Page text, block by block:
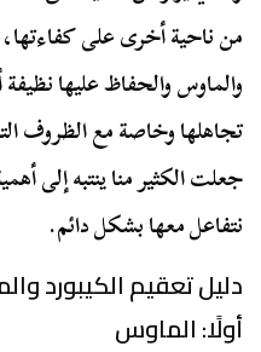
من ناحية أخرى على كفاءتها،
والماوس والحفاظ عليها
تجاهلها وخاصة مع الظروف
جعلت الكثير منا ينتبه إلى
نتفاعل معها بشكل دائم.
دليل تعقيم الكيبورد
أولًا: الماوس